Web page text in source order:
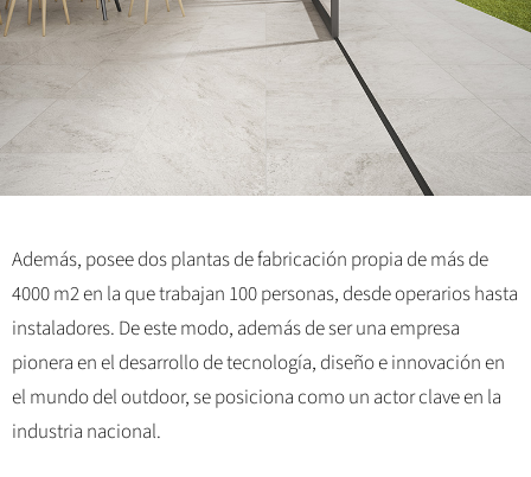
Además, posee dos plantas de fabricación propia de más de
4000 m2 en la que trabajan 100 personas, desde operarios hasta
instaladores. De este modo, además de ser una empresa
pionera en el desarrollo de tecnología, diseño e innovación en
el mundo del outdoor, se posiciona como un actor clave en la
industria nacional.